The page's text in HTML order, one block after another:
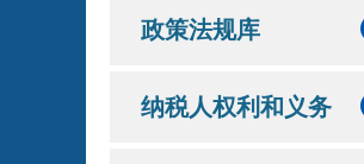
政策法规库
纳税人权利和义务